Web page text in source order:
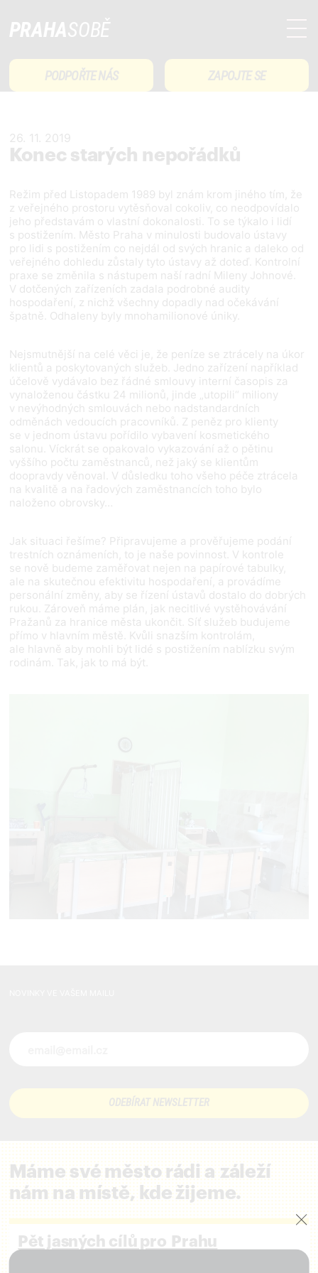
PRAHASOBĚ
PODPOŘTE NÁS ZAPOJTE SE
26. 11. 2019
Konec starých nepořádků
Režim před Listopadem 1989 byl znám krom jiného tím, že
z veřejného prostoru vytěsňoval cokoliv, co neodpovídalo
jeho představám o vlastní dokonalosti. To se týkalo i lidí
s postižením. Město Praha v minulosti budovalo ústavy
pro lidi s postižením co nejdál od svých hranic a daleko od
veřejného dohledu zůstaly tyto ústavy až doteď. Kontrolní
praxe se změnila s nástupem naší radní Mileny Johnové.
V dotčených zařízeních zadala podrobné audity
hospodaření, z nichž všechny dopadly nad očekávání
špatně. Odhaleny byly mnohamilionové úniky.
Nejsmutnější na celé věci je, že peníze se ztrácely na úkor
klientů a poskytovaných služeb. Jedno zařízení například
účelově vydávalo bez řádné smlouvy interní časopis za
vynaloženou částku 24 milionů, jinde „utopili“ miliony
v nevýhodných smlouvách nebo nadstandardních
odměnách vedoucích pracovníků. Z peněz pro klienty
se v jednom ústavu pořídilo vybavení kosmetického
salonu. Víckrát se opakovalo vykazování až o pětinu
vyššího počtu zaměstnanců, než jaký se klientům
doopravdy věnoval. V důsledku toho všeho péče ztrácela
na kvalitě a na řadových zaměstnancích toho bylo
naloženo obrovsky…
Jak situaci řešíme? Připravujeme a prověřujeme podání
trestních oznámeních, to je naše povinnost. V kontrole
se nově budeme zaměřovat nejen na papírové tabulky,
ale na skutečnou efektivitu hospodaření, a provádíme
personální změny, aby se řízení ústavů dostalo do dobrých
rukou. Zároveň máme plán, jak necitlivé vystěhovávání
Pražanů za hranice města ukončit. Síť služeb budujeme
přímo v hlavním městě. Kvůli snazším kontrolám,
ale hlavně aby mohli být lidé s postižením nablízku svým
rodinám. Tak, jak to má být.
Máme své město rádi a záleží
nám na místě, kde žijeme.
Pět jasných cílů pro Prahu